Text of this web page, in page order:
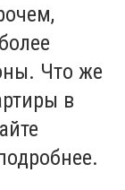
Что же
в